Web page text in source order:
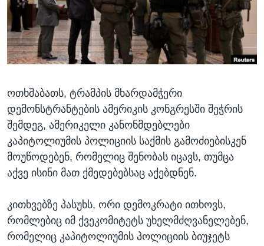
ᲡᲢᲣᲓᲘᲐ ᲕᲐᲨᲘᲜᲒᲢᲝᲜᲘ
ᲔᲙᲝᲜᲝᲛᲘᲙᲐ
ᲯᲐᲜᲛᲠᲗᲔᲚᲝᲑᲐ
ᲛᲔᲪᲜᲘᲔᲠᲔᲑᲐ
ᲙᲣᲚᲢᲣᲠᲐ
ᲒᲐᲚᲘᲚᲔᲝ
ᲓᲔᲖᲘᲜᲤᲝᲠᲛᲐᲪᲘᲐ
Learning English
ᲗᲕᲐᲚᲘ ᲒᲕᲐᲓᲔᲕᲜᲔᲗ
ენები
ოთხშაბათს, ტრამპის მხარდამჭერი
დემონსტრანტების ამერიკის კონგრესში შეჭრის
შემდეგ, ამერიკელი კანონმდებლები
კაპიტოლიუმის პოლიციის საქმის გამოძიებისკენ
მოუწოდებენ, რომელიც შენობას იცავს, თუმცა
აქვე ისინი მათ ქმედებებსაც აქებდნენ.
კითხვებზე პასუხს, ორი დემოკრატი ითხოვს,
რომლებიც იმ ქვეკომიტეტს უხელმძღვანელებენ,
რომელიც კაპიტოლიუმის პოლიციის ბიუჯეტს